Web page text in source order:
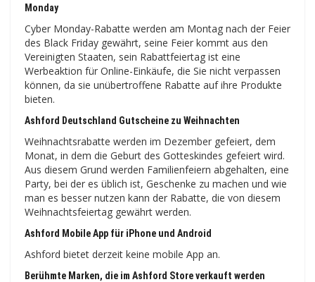
Monday
Cyber ​​​​Monday-Rabatte werden am Montag nach der Feier
des Black Friday gewährt, seine Feier kommt aus den
Vereinigten Staaten, sein Rabattfeiertag ist eine
Werbeaktion für Online-Einkäufe, die Sie nicht verpassen
können, da sie unübertroffene Rabatte auf ihre Produkte
bieten.
Ashford Deutschland Gutscheine zu Weihnachten
Weihnachtsrabatte werden im Dezember gefeiert, dem
Monat, in dem die Geburt des Gotteskindes gefeiert wird.
Aus diesem Grund werden Familienfeiern abgehalten, eine
Party, bei der es üblich ist, Geschenke zu machen und wie
man es besser nutzen kann der Rabatte, die von diesem
Weihnachtsfeiertag gewährt werden.
Ashford Mobile App für iPhone und Android
Ashford bietet derzeit keine mobile App an.
Berühmte Marken, die im Ashford Store verkauft werden